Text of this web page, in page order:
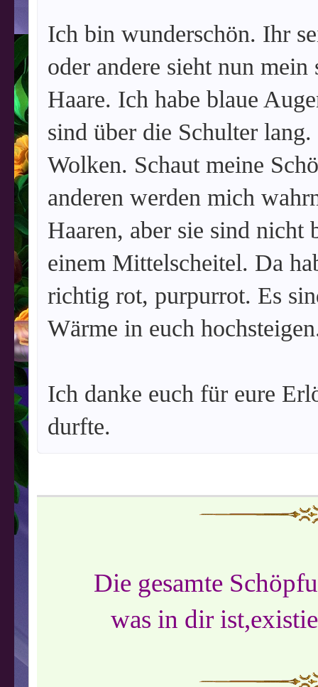
Ich bin wunderschön. Ihr
oder andere sieht nun
Haare. Ich habe blaue
sind über die Schulter
Wolken. Schaut meine
anderen werden mich
Haaren, aber sie sind
einem Mittelscheitel. Da
richtig rot, purpurrot. Es
Wärme in euch
Ich danke euch für eure
durfte.
Die gesamte
was in dir